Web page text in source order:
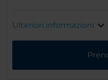
Ulteriori informazioni